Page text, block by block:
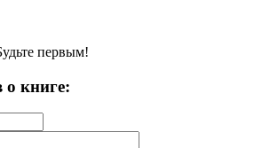
первым!
о книге: